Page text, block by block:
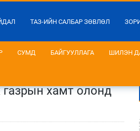
ТАЗ-ИЙН САЛБАР ЗӨВЛӨЛ
СУМД БАЙГУУЛЛАГА ШИЛЭН
хамт олонд